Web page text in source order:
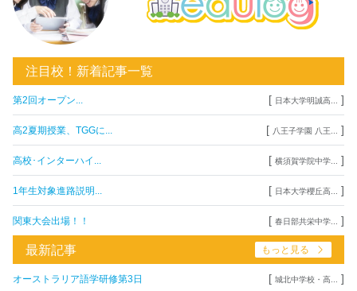
注目校！新着記事一覧
第2回オープン... [ 日本大学明誠高... ]
高2夏期授業、TGGに... [ 八王子学園 八王... ]
高校･インターハイ... [ 横須賀学院中学... ]
1年生対象進路説明... [ 日本大学櫻丘高... ]
関東大会出場！！ [ 春日部共栄中学... ]
最新記事 もっと見る
オーストラリア語学研修第3日 [ 城北中学校・高... ]